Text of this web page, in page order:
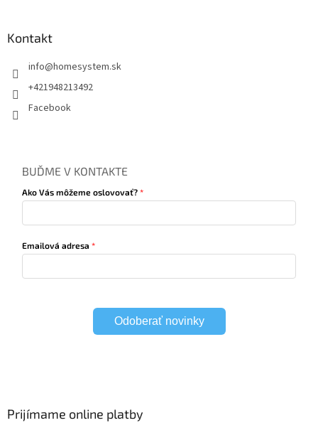
Kontakt
info@homesystem.sk
+421948213492
Facebook
BUĎME V KONTAKTE
Ako Vás môžeme oslovovať?
Emailová adresa
Odoberať novinky
Prijímame online platby